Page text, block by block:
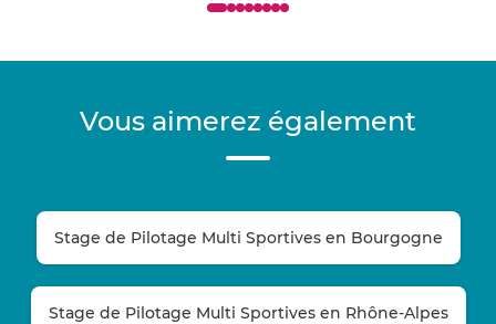
Vous aimerez également
Stage de Pilotage Multi Sportives en Bourgogne
Stage de Pilotage Multi Sportives en Rhône-Alpes